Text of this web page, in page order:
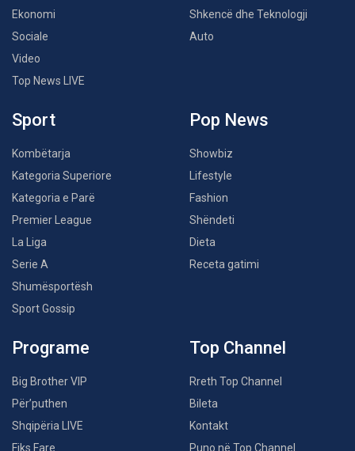
Ekonomi
Sociale
Video
Top News LIVE
Shkencë dhe Teknologji
Auto
Sport
Kombëtarja
Kategoria Superiore
Kategoria e Parë
Premier League
La Liga
Serie A
Shumësportësh
Sport Gossip
Pop News
Showbiz
Lifestyle
Fashion
Shëndeti
Dieta
Receta gatimi
Programe
Big Brother VIP
Për’puthen
Shqipëria LIVE
Fiks Fare
Top Channel
Rreth Top Channel
Bileta
Kontakt
Puno në Top Channel